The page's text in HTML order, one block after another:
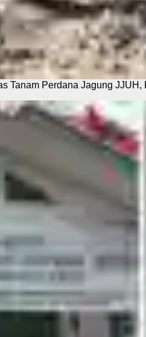
Tanam Perdana Jagung